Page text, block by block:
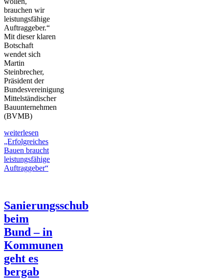
brauchen wir
leistungsfähige
Auftraggeber.“
Mit dieser klaren
Botschaft
wendet sich
Martin
Steinbrecher,
Präsident der
Bundesvereinigung
Mittelständischer
Bauunternehmen
(BVMB)
weiterlesen
„Erfolgreiches
Bauen braucht
leistungsfähige
Auftraggeber“
Sanierungsschub
beim
Bund – in
Kommunen
geht es
bergab